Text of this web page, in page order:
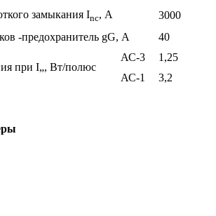
замыкания Inc, А
3000
-предохранитель gG, А
40
при I„, Вт/полюс
АС-3
1,25
АС-1
3,2